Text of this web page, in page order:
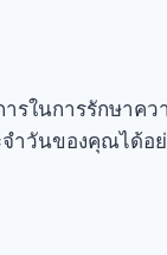
ในการรักษาค
จำวันของคุณได้อ